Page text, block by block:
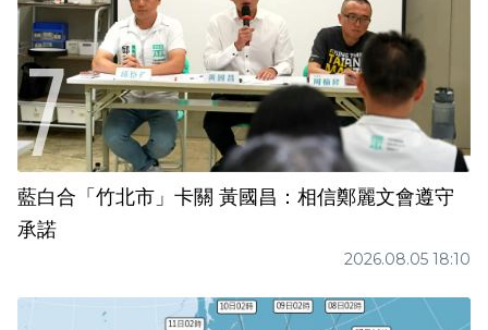
藍白合「竹北市」卡關 黃國昌：相信鄭麗文會遵守
承諾
2026.08.05 18:10